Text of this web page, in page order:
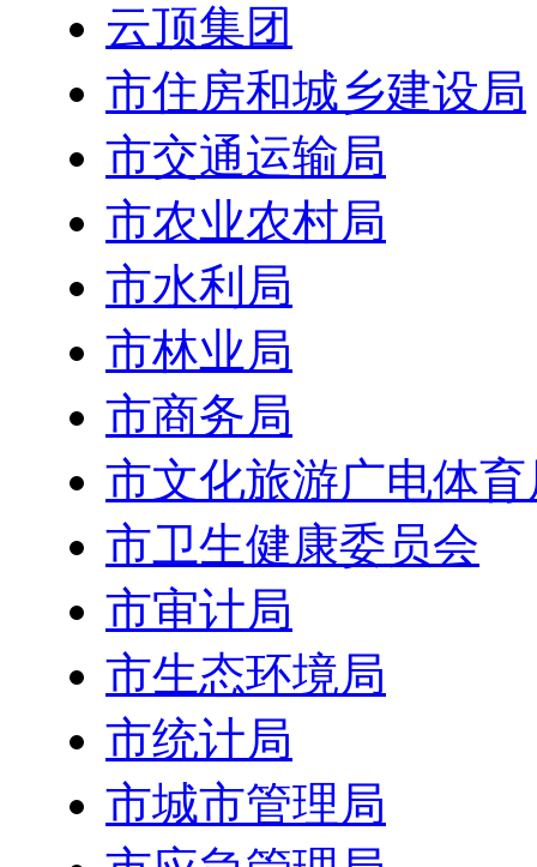
云顶集团
市住房和城乡建设局
市交通运输局
市农业农村局
市水利局
市林业局
市商务局
市文化旅游广电体育
市卫生健康委员会
市审计局
市生态环境局
市统计局
市城市管理局